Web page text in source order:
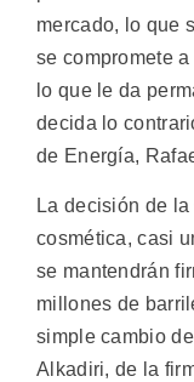
mercado, lo que
se compromete
lo que le da
decida lo
de Energía,
La decisión de la
cosmética, casi
se mantendrán
millones de
simple cambio
Alkadiri, de la